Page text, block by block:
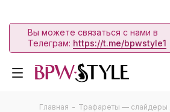
Вы можете связаться с нами в
Телеграм: https://t.me/bpwstyle1
Главная - Трафареты — слайдеры